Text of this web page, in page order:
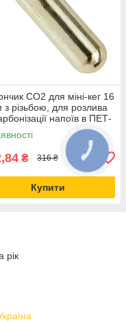
СО2 для міні-кег 16
з різьбою, для розлива
напоїв в ПЕТ-
₴ 316 ₴
Купити
рік